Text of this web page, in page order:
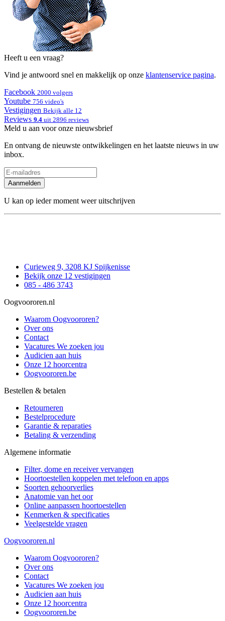
Heeft u een vraag?
Vind je antwoord snel en makkelijk op onze klantenservice pagina.
Facebook 2000 volgers
Youtube 756 video's
Vestigingen Bekijk alle 12
Reviews 9.4 uit 2896 reviews
Meld u aan voor onze nieuwsbrief
En ontvang de nieuwste ontwikkelingen en het laatste nieuws in uw
inbox.
Aanmelden
U kan op ieder moment weer uitschrijven
Curieweg 9, 3208 KJ Spijkenisse
Bekijk onze 12 vestigingen
085 - 486 3743
Oogvoororen.nl
Waarom Oogvoororen?
Over ons
Contact
Vacatures We zoeken jou
Audicien aan huis
Onze 12 hoorcentra
Oogvoororen.be
Bestellen & betalen
Retourneren
Bestelprocedure
Garantie & reparaties
Betaling & verzending
Algemene informatie
Filter, dome en receiver vervangen
Hoortoestellen koppelen met telefoon en apps
Soorten gehoorverlies
Anatomie van het oor
Online aanpassen hoortoestellen
Kenmerken & specificaties
Veelgestelde vragen
Oogvoororen.nl
Waarom Oogvoororen?
Over ons
Contact
Vacatures We zoeken jou
Audicien aan huis
Onze 12 hoorcentra
Oogvoororen.be